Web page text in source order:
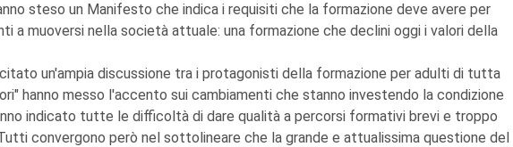
steso un Manifesto che indica i requisiti che la formazione deve avere per
a muoversi nella società attuale: una formazione che declini oggi i valori della
un'ampia discussione tra i protagonisti della formazione per adulti di tutta
hanno messo l'accento sui cambiamenti che stanno investendo la condizione
indicato tutte le difficoltà di dare qualità a percorsi formativi brevi e troppo
convergono però nel sottolineare che la grande e attualissima questione del